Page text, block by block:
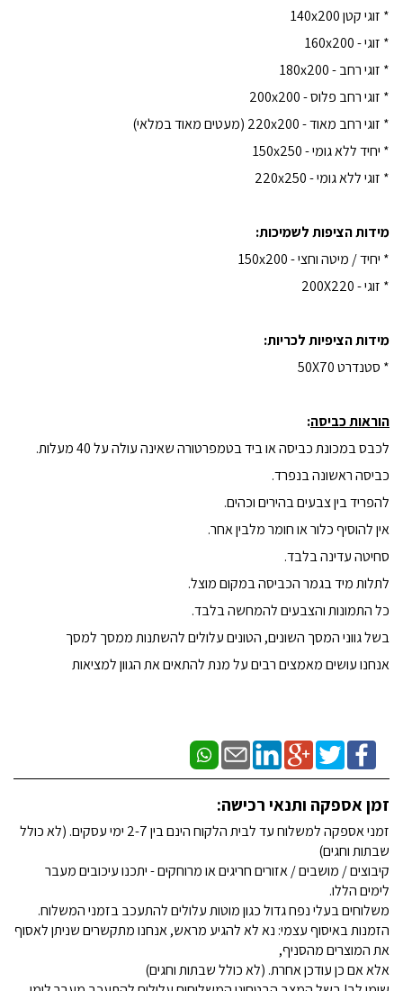
* זוגי קטן 140x200
* זוגי - 160x200
* זוגי רחב - 180x200
* זוגי רחב פלוס - 200x200
* זוגי רחב מאוד - 220x200 (מעטים מאוד במלאי)
* יחיד ללא גומי - 150x250
* זוגי ללא גומי - 220x250
מידות הציפות לשמיכות:
* יחיד / מיטה וחצי - 150x200
* זוגי - 200X220
מידות הציפיות לכריות:
* סטנדרט 50X70
הוראות כביסה:
לכבס במכונת כביסה או ביד בטמפרטורה שאינה עולה על 40 מעלות.
כביסה ראשונה בנפרד.
להפריד בין צבעים בהירים וכהים.
אין להוסיף כלור או חומר מלבין אחר.
סחיטה עדינה בלבד.
לתלות מיד בגמר הכביסה במקום מוצל.
כל התמונות והצבעים להמחשה בלבד.
בשל גווני המסך השונים, הטונים עלולים להשתנות ממסך למסך
אנחנו עושים מאמצים רבים על מנת להתאים את הגוון למציאות
זמן אספקה ותנאי רכישה:
זמני אספקה למשלוח עד לבית הלקוח הינם בין 2-7 ימי עסקים. (לא כולל
שבתות וחגים)
קיבוצים / מושבים / אזורים חריגים או מרוחקים - יתכנו עיכובים מעבר
לימים הללו.
משלוחים בעלי נפח גדול כגון מוטות עלולים להתעכב בזמני המשלוח.
הזמנות באיסוף עצמי: נא לא להגיע מראש, אנחנו מתקשרים שניתן לאסוף
את המוצרים מהסניף,
אלא אם כן עודכן אחרת. (לא כולל שבתות וחגים)